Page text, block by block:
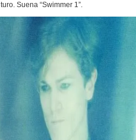
Suena “Swimmer 1”.